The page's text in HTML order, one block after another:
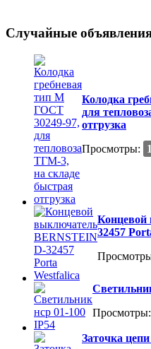
Случайные
Колодка
для
отгрузка
Просмотры:
32457
Просмотры:
Заточка